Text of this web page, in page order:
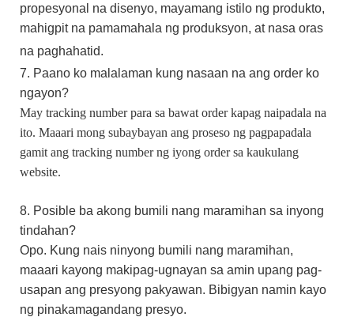
propesyonal na disenyo, mayamang istilo ng produkto,
mahigpit na pamamahala ng produksyon, at nasa oras
na paghahatid.
7. Paano ko malalaman kung nasaan na ang order ko
ngayon?
May tracking number para sa bawat order kapag naipadala na
ito. Maaari mong subaybayan ang proseso ng pagpapadala
gamit ang tracking number ng iyong order sa kaukulang
website.
8. Posible ba akong bumili nang maramihan sa inyong
tindahan?
Opo. Kung nais ninyong bumili nang maramihan,
maaari kayong makipag-ugnayan sa amin upang pag-
usapan ang presyong pakyawan. Bibigyan namin kayo
ng pinakamagandang presyo.